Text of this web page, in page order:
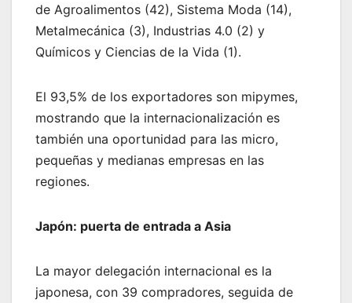
de Agroalimentos (42), Sistema Moda (14),
Metalmecánica (3), Industrias 4.0 (2) y
Químicos y Ciencias de la Vida (1).
El 93,5% de los exportadores son mipymes,
mostrando que la internacionalización es
también una oportunidad para las micro,
pequeñas y medianas empresas en las
regiones.
Japón: puerta de entrada a Asia
La mayor delegación internacional es la
japonesa, con 39 compradores, seguida de